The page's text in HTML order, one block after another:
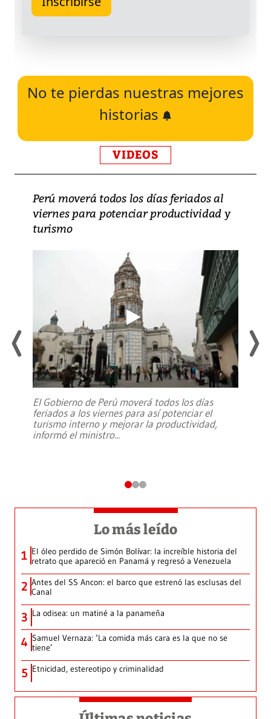
No te pierdas nuestras mejores
historias
VIDEOS
Perú moverá todos los días feriados al
viernes para potenciar productividad y
turismo
El Gobierno de Perú moverá todos los días
feriados a los viernes para así potenciar el
turismo interno y mejorar la productividad,
informó el ministro...
Lo más leído
1 El óleo perdido de Simón Bolívar: la increíble historia del
retrato que apareció en Panamá y regresó a Venezuela
2 Antes del SS Ancon: el barco que estrenó las esclusas del
Canal
3 La odisea: un matiné a la panameña
4 Samuel Vernaza: ‘La comida más cara es la que no se
tiene’
5 Etnicidad, estereotipo y criminalidad